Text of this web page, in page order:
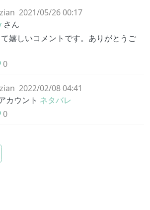
2021/05/26 00:17
さん
嬉しいコメントです。ありがとうご
0
2022/02/08 04:41
カウント ネタバレ
0